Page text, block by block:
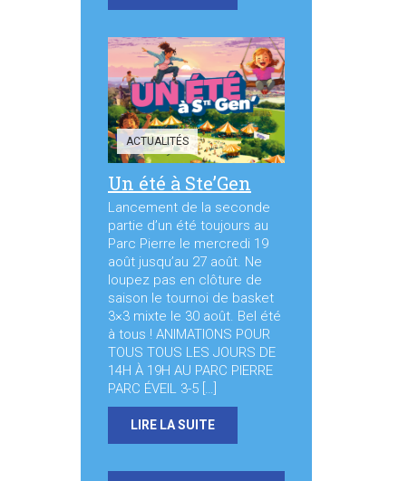
ACTUALITÉS
Un été à Ste’Gen
Lancement de la seconde
partie d’un été toujours au
Parc Pierre le mercredi 19
août jusqu’au 27 août. Ne
loupez pas en clôture de
saison le tournoi de basket
3×3 mixte le 30 août. Bel été
à tous ! ANIMATIONS POUR
TOUS TOUS LES JOURS DE
14H À 19H AU PARC PIERRE
PARC ÉVEIL 3-5 […]
LIRE LA SUITE